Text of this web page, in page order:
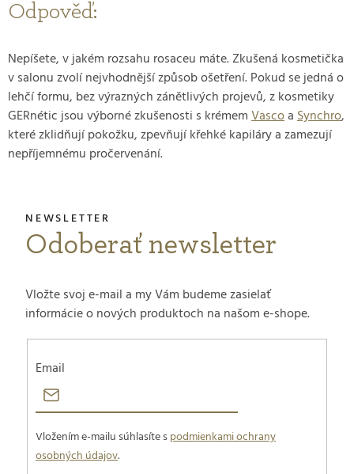
Odpověď:
Nepíšete, v jakém rozsahu rosaceu máte. Zkušená kosmetička
v salonu zvolí nejvhodnější způsob ošetření. Pokud se jedná o
lehčí formu, bez výrazných zánětlivých projevů, z kosmetiky
GERnétic jsou výborné zkušenosti s krémemVascoaSynchro,
které zklidňují pokožku, zpevňují křehké kapiláry a zamezují
nepříjemnému pročervenání.
Odoberať newsletter
Vložte svoj e-mail a my Vám budeme zasielať
informácie o nových produktoch na našom e-shope.
Email
Vložením e-mailu súhlasíte spodmienkami ochrany
osobných údajov.